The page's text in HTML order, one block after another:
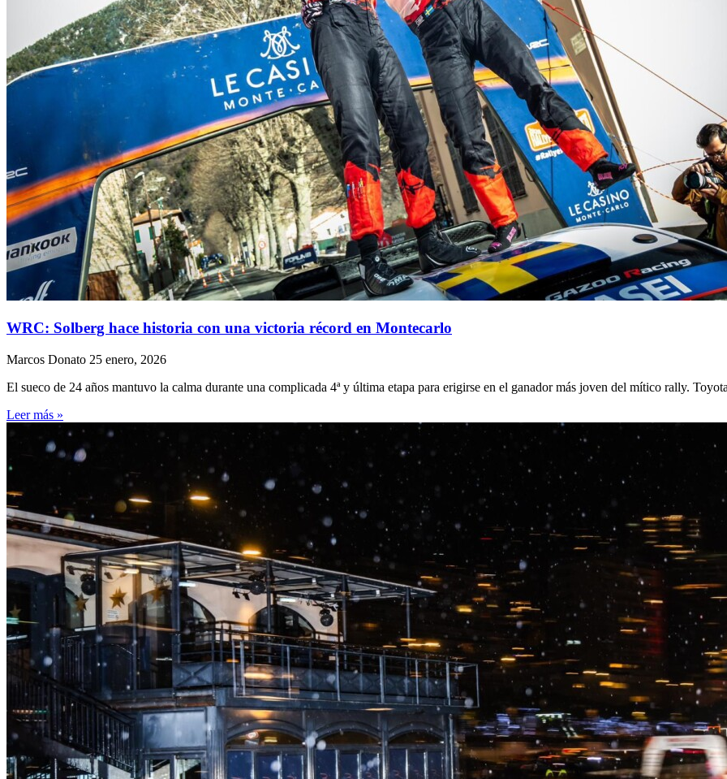
WRC: Solberg hace historia con una victoria récord en Montecarlo
Marcos Donato 25 enero, 2026
El sueco de 24 años mantuvo la calma durante una complicada 4ª y última etapa para erigirse en el ganador más joven del mítico rally.
Leer más »